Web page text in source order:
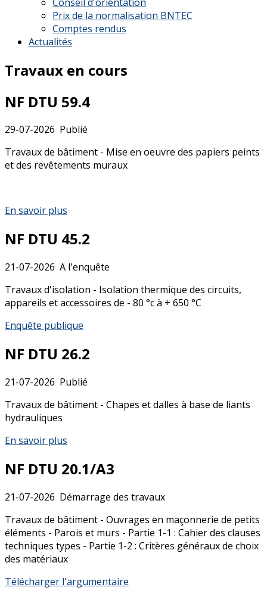
Prix de la normalisation BNTEC
Comptes rendus
Actualités
Travaux en cours
NF DTU 59.4
29-07-2026 Publié
Travaux de bâtiment - Mise en oeuvre des papiers peints
et des revêtements muraux
En savoir plus
NF DTU 45.2
21-07-2026 A l'enquête
Travaux d'isolation - Isolation thermique des circuits,
appareils et accessoires de - 80 °c à + 650 °C
Enquête publique
NF DTU 26.2
21-07-2026 Publié
Travaux de bâtiment - Chapes et dalles à base de liants
hydrauliques
En savoir plus
NF DTU 20.1/A3
21-07-2026 Démarrage des travaux
Travaux de bâtiment - Ouvrages en maçonnerie de petits
éléments - Parois et murs - Partie 1-1 : Cahier des clauses
techniques types - Partie 1-2 : Critères généraux de choix
des matériaux
Télécharger l'argumentaire